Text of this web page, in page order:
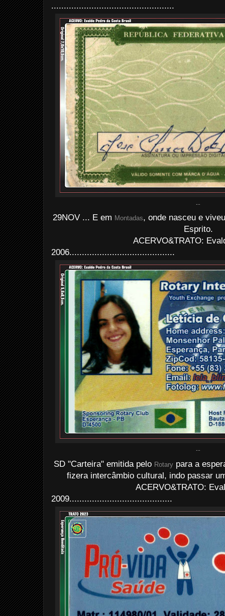
.................................................
29NOV ... E em Montadas, onde nasceu e
Esprito.
ACERVO&TRATO:
2006..........................................
SD "Carteira" emitida pelo Rotary para a
fizera intercâmbio cultural, indo passar
ACERVO&TRATO:
2009.........................................